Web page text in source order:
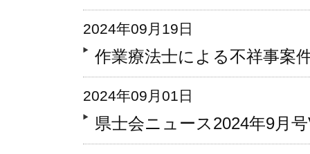
2024年09月19日
作業療法士による不祥事案
2024年09月01日
県士会ニュース2024年9月